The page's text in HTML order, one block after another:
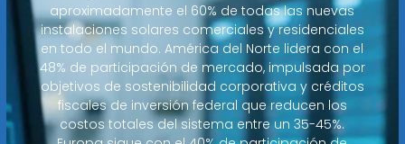
aproximadamente el 60% de todas las nuevas
instalaciones solares comerciales y residenciales
en todo el mundo. América del Norte lidera con el
48% de participación de mercado, impulsada por
objetivos de sostenibilidad corporativa y créditos
fiscales de inversión federal que reducen los
costos totales del sistema entre un 35-45%.